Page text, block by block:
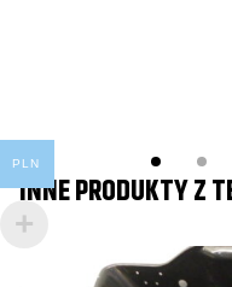
INNE PRODUKTY Z
PLN